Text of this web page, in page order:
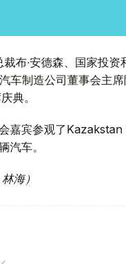
布∙安德森、国家投资
制造公司董事会主
典。
嘉宾参观了
汽车。
海）